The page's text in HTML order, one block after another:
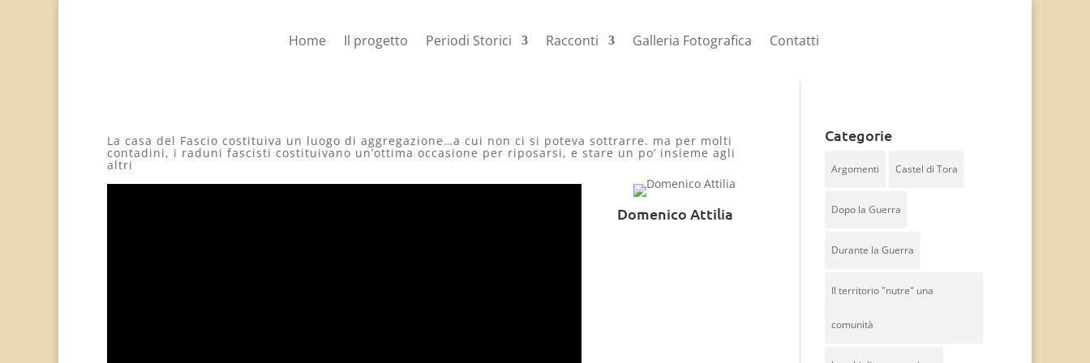
Home Il progetto Periodi Storici Racconti Galleria Fotografica Contatti
La casa del Fascio costituiva un luogo di aggregazione…a cui non ci si poteva sottrarre. ma per molti
contadini, i raduni fascisti costituivano un’ottima occasione per riposarsi, e stare un po’ insieme agli
altri
Domenico Attilia
Categorie
Argomenti Castel di Tora
Dopo la Guerra
Durante la Guerra
Il territorio "nutre" una
comunità